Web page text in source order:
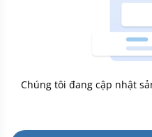
Chúng tôi đang cập nhật